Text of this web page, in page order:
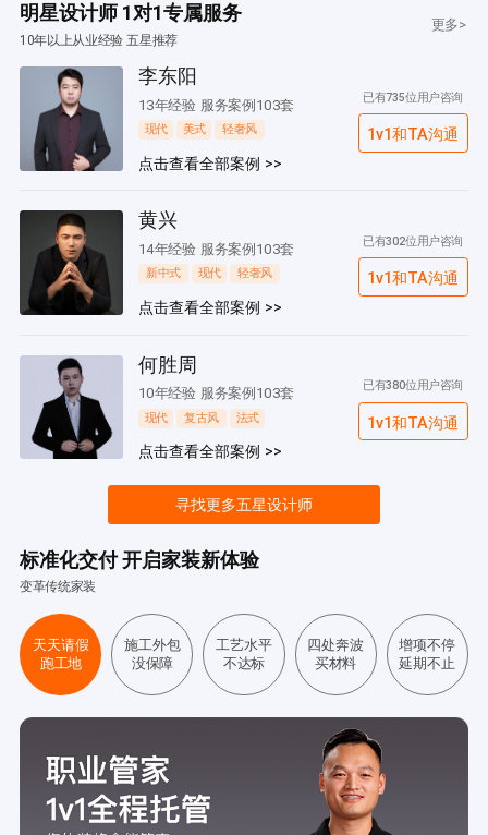
明星设计师 1对1专属服务
10年以上从业经验 五星推荐
更多>
李东阳
13年经验 服务案例103套
现代 美式 轻奢风
点击查看全部案例 >>
已有735位用户咨询
1v1和TA沟通
黄兴
14年经验 服务案例103套
新中式 现代 轻奢风
点击查看全部案例 >>
已有302位用户咨询
1v1和TA沟通
何胜周
10年经验 服务案例103套
现代 复古风 法式
点击查看全部案例 >>
已有380位用户咨询
1v1和TA沟通
寻找更多五星设计师
标准化交付 开启家装新体验
变革传统家装
天天请假
跑工地
施工外包
没保障
工艺水平
不达标
四处奔波
买材料
增项不停
延期不止